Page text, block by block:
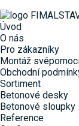
Úvod
O nás
Pro zákazníky
Montáž
Obchodní
Sortiment
Betonové desky
Betonové sloupky
Reference